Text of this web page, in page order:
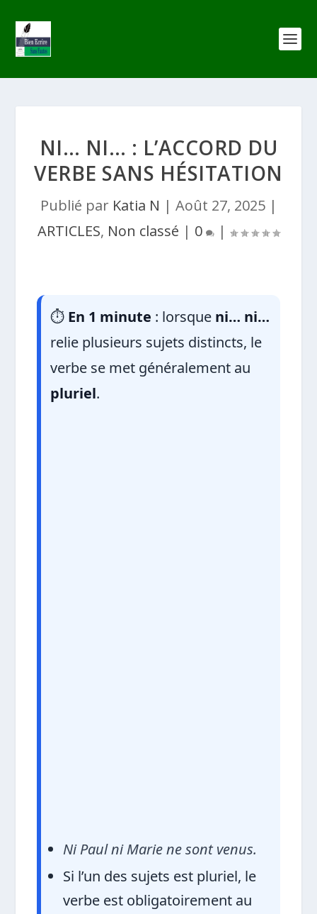
NI… NI… : L’ACCORD DU
VERBE SANS HÉSITATION
Publié par Katia N | Août 27, 2025|
ARTICLES, Non classé | 0 |
⏱️ En 1 minute : lorsque ni… ni…
relie plusieurs sujets distincts, le
verbe se met généralement au
pluriel.
Ni Paul ni Marie ne sont venus.
Si l’un des sujets est pluriel, le
verbe est obligatoirement au